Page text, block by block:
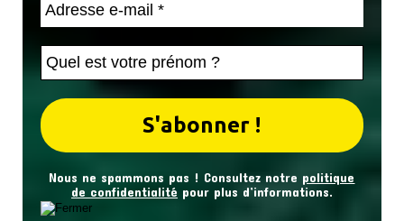
Nous ne spammons pas ! Consultez notre politique
de confidentialité pour plus d’informations.